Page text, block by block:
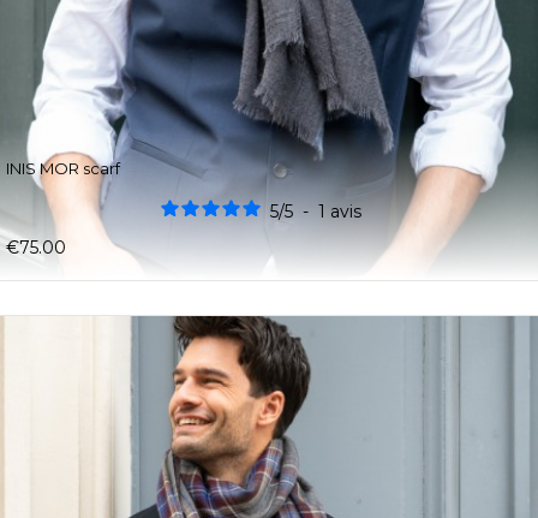
INIS MOR scarf
5/5 - 1 avis
€75.00